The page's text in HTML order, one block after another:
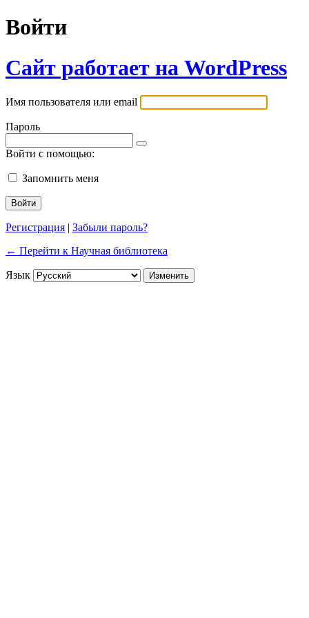
Войти
Сайт работает на WordPress
Имя пользователя или email
Пароль
Войти с помощью:
Запомнить меня
Регистрация | Забыли пароль?
← Перейти к Научная библиотека
Язык